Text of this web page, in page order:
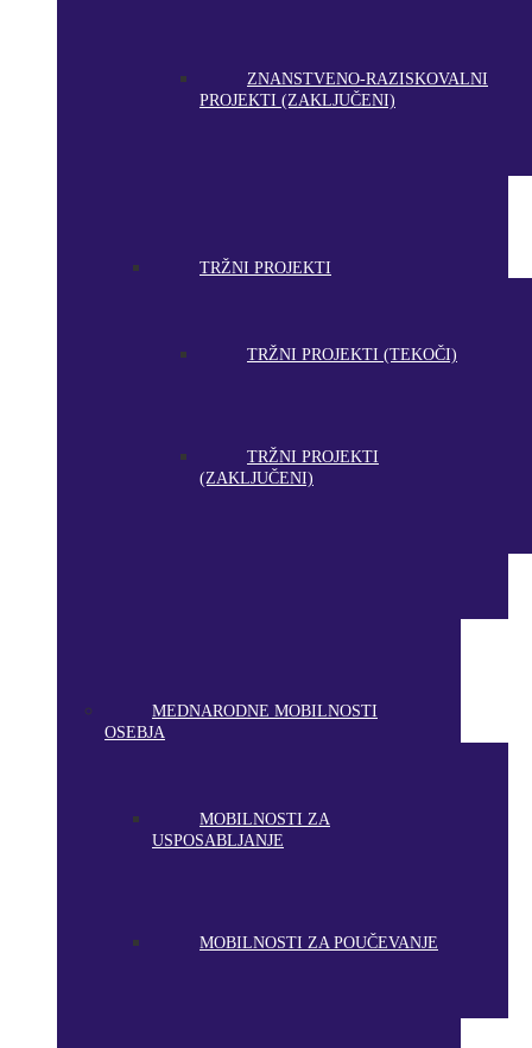
ZNANSTVENO-RAZISKOVALNI
PROJEKTI (ZAKLJUČENI)
TRŽNI PROJEKTI
TRŽNI PROJEKTI (TEKOČI)
TRŽNI PROJEKTI
(ZAKLJUČENI)
MEDNARODNE MOBILNOSTI
OSEBJA
MOBILNOSTI ZA
USPOSABLJANJE
MOBILNOSTI ZA POUČEVANJE